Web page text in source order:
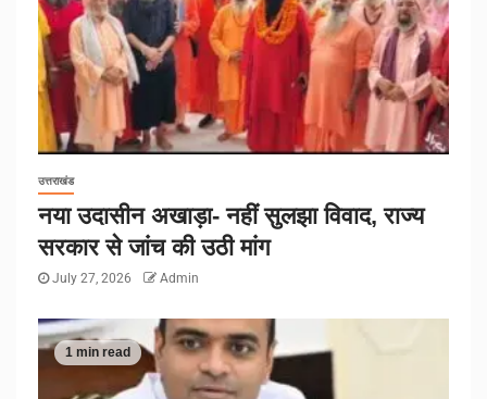
उत्तराखंड
नया उदासीन अखाड़ा- नहीं सुलझा विवाद, राज्य
सरकार से जांच की उठी मांग
July 27, 2026 Admin
1 min read